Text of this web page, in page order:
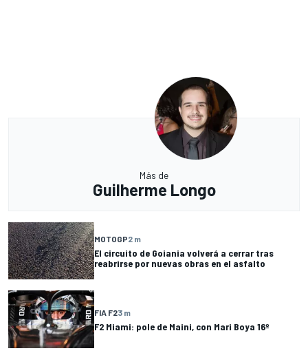
Más de
Guilherme Longo
MOTOGP2 m
El circuito de Goiania volverá a cerrar tras
reabrirse por nuevas obras en el asfalto
FIA F23 m
F2 Miami: pole de Maini, con Mari Boya 16º